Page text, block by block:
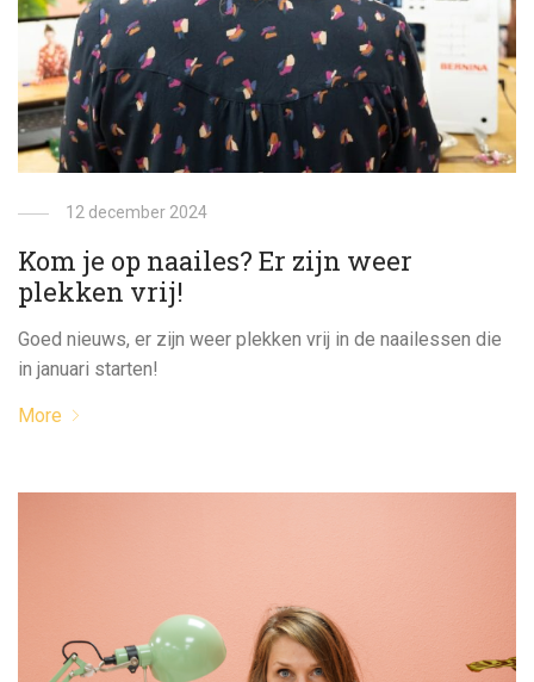
12 december 2024
Kom je op naailes? Er zijn weer
plekken vrij!
Goed nieuws, er zijn weer plekken vrij in de naailessen die
in januari starten!
More